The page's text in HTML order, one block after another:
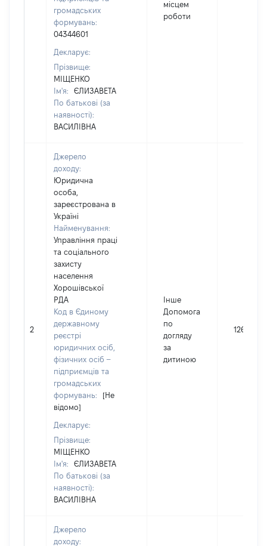
громадських
формувань:
04344601
Декларує:
Прізвище:
МІЩЕНКО
Ім'я:
ЄЛИЗАВЕТА
По батькові (за
наявності):
ВАСИЛІВНА
місцем
роботи
2
Джерело
доходу:
Юридична
особа,
зареєстрована в
Україні
Найменування:
Управління праці
та соціального
захисту
населення
Хорошівської
РДА
Код в Єдиному
державному
реєстрі
юридичних осіб,
фізичних осіб –
підприємців та
громадських
формувань:
[Не
відомо]
Декларує:
Прізвище:
МІЩЕНКО
Ім'я:
ЄЛИЗАВЕТА
По батькові (за
наявності):
ВАСИЛІВНА
Інше
Допомога
по
догляду
за
дитиною
12600
Джерело
доходу: